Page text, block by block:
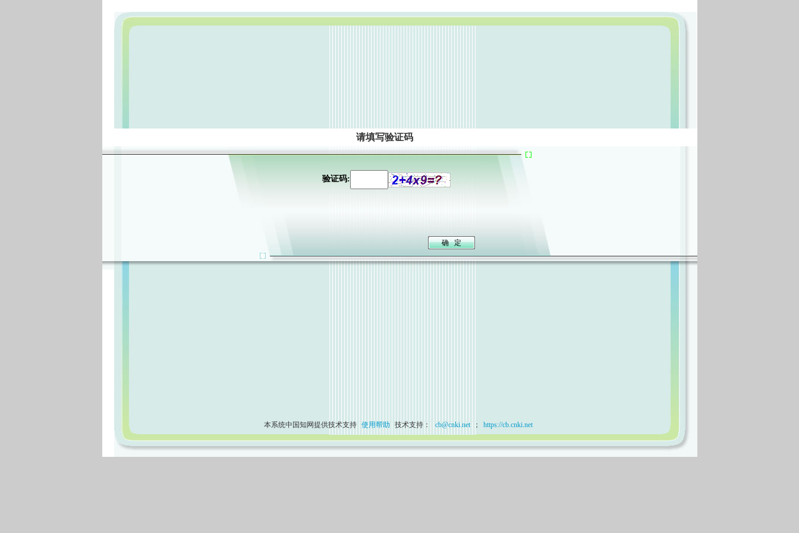
请填写验证码
验证码:
本系统中国知网提供技术支持 使用帮助 技术支持： cb@cnki.net ； https://cb.cnki.net